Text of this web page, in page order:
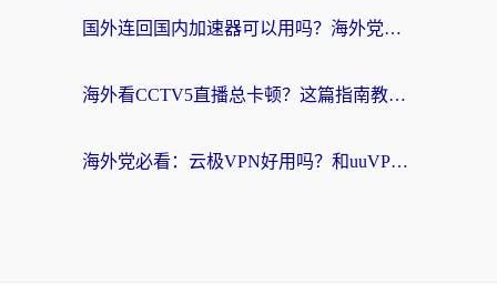
国外连回国内加速器可以用吗？海外党亲测实用指南，解决追剧游戏卡顿难题
海外看CCTV5直播总卡顿？这篇指南教你选对回国加速器，无缝刷国内资源
海外党必看：云极VPN好用吗？和uuVPN对比哪个回国效果更好？附真实体验+避坑指南